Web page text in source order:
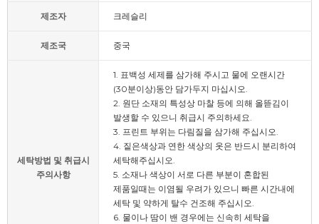
제조자 크레슬리
제조국 중국
세탁방법 및 취급시
주의사항
1. 표백성 세제를 삼가해 주시고 물에 오랜시간
(30분이상)동안 담가두지 마십시오.
2. 원단 소재의 특성상 마찰 등에 의해 올뜯김이
발생할 수 있으니 취급시 주의하세요.
3. 프린트 부위는 다림질을 삼가해 주십시오.
4. 짙은색상과 연한 색상의 옷은 반드시 분리하여
세탁해주십시오.
5. 소재나 색상이 서로 다른 부분이 혼합된
제품일때는 이염될 우려가 있으니 빠른 시간내에
세탁 및 약하게 탈수 건조해 주십시오.
6. 물이나 땀이 밴 경우에는 신속히 세탁을